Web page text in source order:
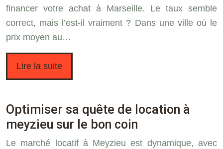
financer votre achat à Marseille. Le taux semble
correct, mais l’est-il vraiment ? Dans une ville où le
prix moyen au…
Lire la suite
Optimiser sa quête de location à
meyzieu sur le bon coin
Le marché locatif à Meyzieu est dynamique, avec